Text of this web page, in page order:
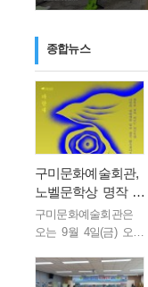
AI 시대와 문해력…
종합뉴스
구미문화예술회관,
노벨문학상 명작 재
해석한 연극 <파랑
새> 9월 개최
구미문화예술회관은
오는 9월 4일(금) 오후
오후 3시, 구미문화예